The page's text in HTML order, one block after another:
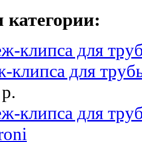
клипса для
р.